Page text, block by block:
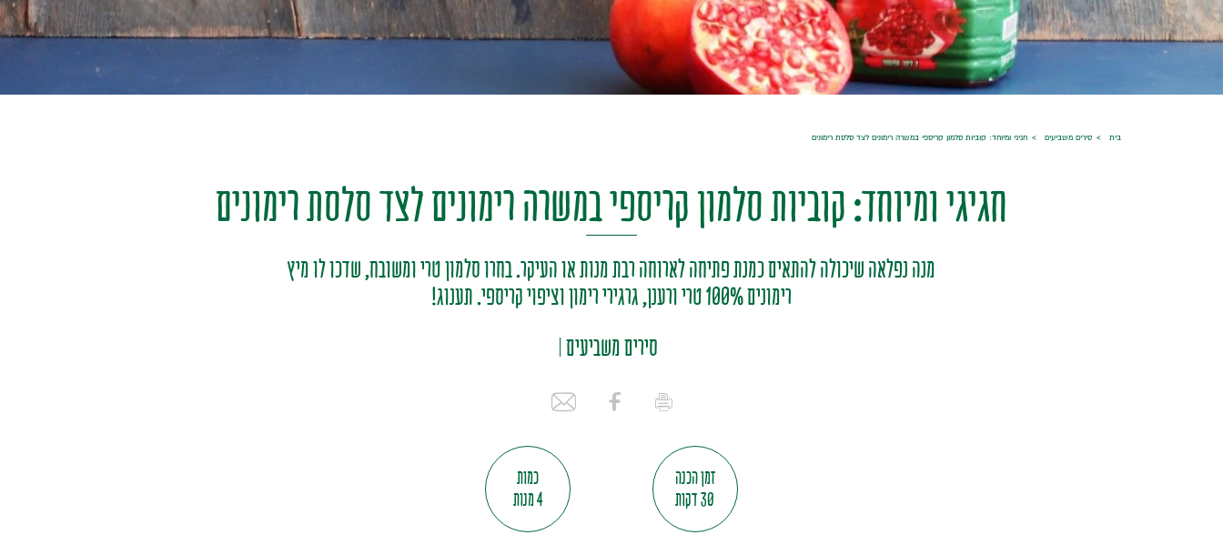
בית סירים משביעים חגיגי ומיוחד: קוביות סלמון קריספי במשרה רימונים לצד סלסת רימונים
חגיגי ומיוחד: קוביות סלמון קריספי במשרה רימונים לצד סלסת רימונים
מנה נפלאה שיכולה להתאים כמנת פתיחה לארוחה רבת מנות או העיקר. בחרו סלמון טרי ומשובח, שדכו לו מיץ
רימונים 100% טרי ורענן, גרגירי רימון וציפוי קריספי. תענוג!
סירים משביעים
זמן הכנה
30 דקות
כמות
4 מנות